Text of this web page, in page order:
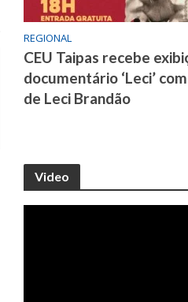
REGIONAL
CEU Taipas recebe
documentário ‘Leci’
de Leci Brandão
Video